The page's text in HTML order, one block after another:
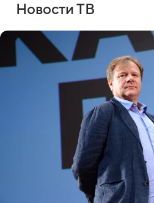
Новости ТВ